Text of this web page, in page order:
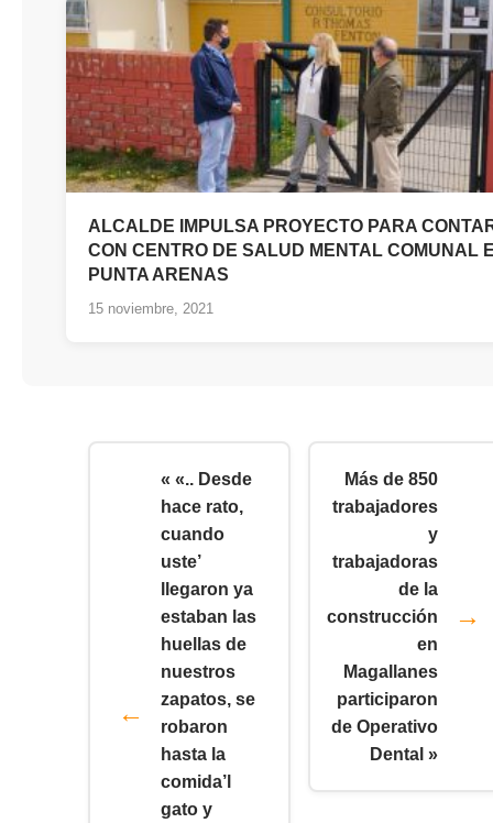
ALCALDE IMPULSA PROYECTO PARA
CON CENTRO DE SALUD MENTAL COMUNAL
PUNTA ARENAS
15 noviembre, 2021
« «.. Desde
hace rato,
cuando
uste’
llegaron ya
estaban las
huellas de
nuestros
zapatos, se
robaron
hasta la
comida’l
gato y
Más de 850
trabajadores
y
trabajadoras
de la
construcción
en
Magallanes
participaron
de Operativo
Dental »